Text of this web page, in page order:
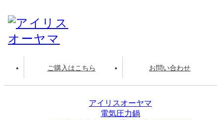
ご購入はこちら お問い合わせ
アイリスオーヤマ
電気圧力鍋